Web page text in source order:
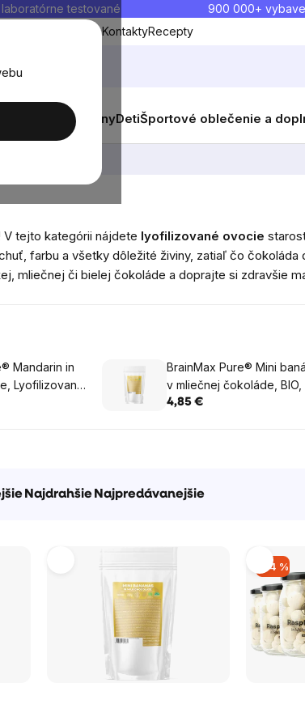
testované 900 000+
Doprava a platbaKontaktyRecepty
Muži ŽenyDetiŠportové oblečenie a
tejto kategórii nájdete lyofilizované ovocie
farbu a všetky dôležité živiny, zatiaľ čo
mliečnej či bielej čokoláde a doprajte si zdravšie
Mandarin in
Lyofilizované
BrainMax Pure® Mini
v mliečnej čokoláde, BIO,
g
4,85 €
Najdrahšie Najpredávanejšie
–24 %